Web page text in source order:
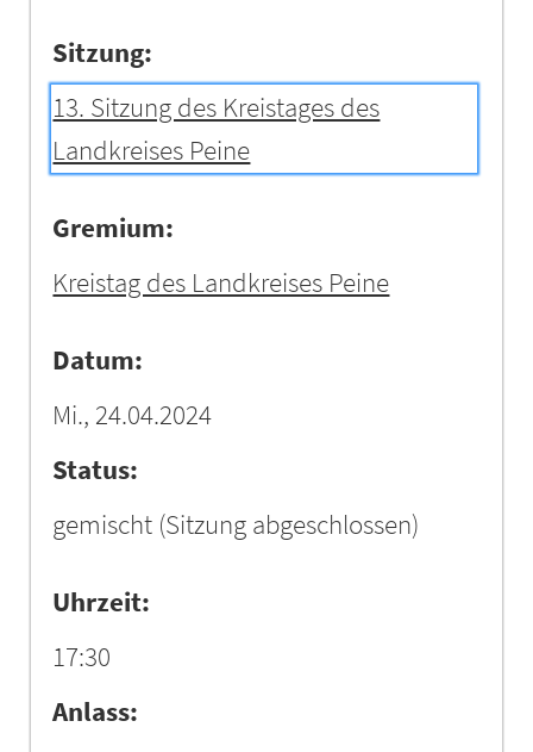
Sitzung:
13. Sitzung des Kreistages des
Landkreises Peine
Gremium:
Kreistag des Landkreises Peine
Datum:
Mi., 24.04.2024
Status:
gemischt (Sitzung abgeschlossen)
Uhrzeit:
17:30
Anlass: